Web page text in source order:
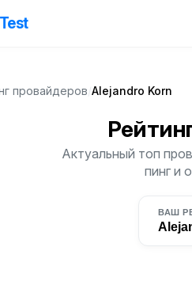
провайдеров Alejandro Korn
Актуальный топ
пинг и
ВАШ